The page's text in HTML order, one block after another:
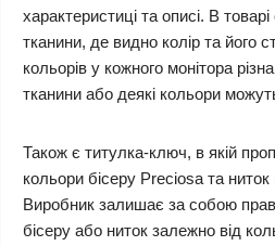
характеристиці та описі. В
тканини, де видно колір та його
кольорів у кожного монітора
тканини або деякі кольори
Також є титулка-ключ, в якій
кольори бісеру Preciosa та ниток
Виробник залишає за собою
бісеру або ниток залежно від